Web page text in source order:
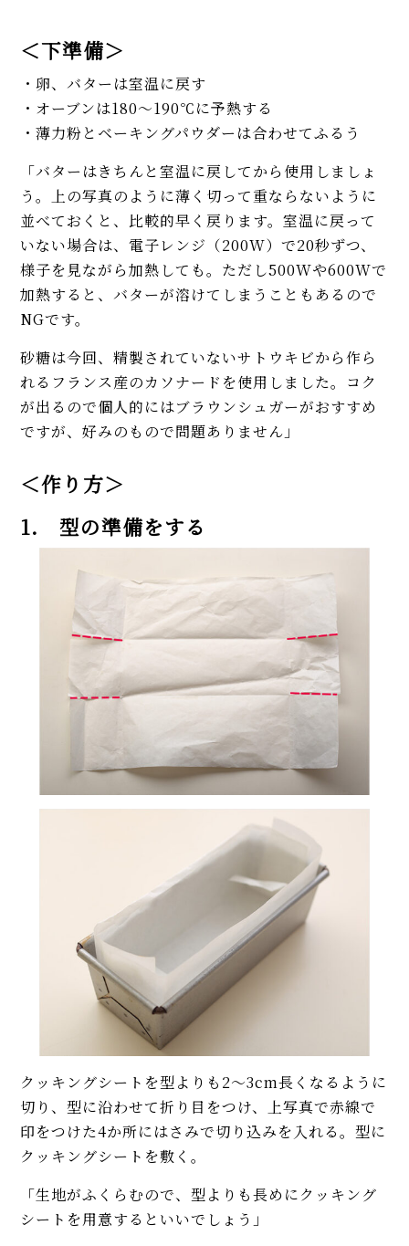
＜下準備＞
・卵、バターは室温に戻す
・オーブンは180〜190℃に予熱する
・薄力粉とベーキングパウダーは合わせてふるう
「バターはきちんと室温に戻してから使用しましょ
う。上の写真のように薄く切って重ならないように
並べておくと、比較的早く戻ります。室温に戻って
いない場合は、電子レンジ（200W）で20秒ずつ、
様子を見ながら加熱しても。ただし500Wや600Wで
加熱すると、バターが溶けてしまうこともあるので
NGです。
砂糖は今回、精製されていないサトウキビから作ら
れるフランス産のカソナードを使用しました。コク
が出るので個人的にはブラウンシュガーがおすすめ
ですが、好みのもので問題ありません」
＜作り方＞
1. 型の準備をする
クッキングシートを型よりも2〜3cm長くなるように
切り、型に沿わせて折り目をつけ、上写真で赤線で
印をつけた4か所にはさみで切り込みを入れる。型に
クッキングシートを敷く。
「生地がふくらむので、型よりも長めにクッキング
シートを用意するといいでしょう」